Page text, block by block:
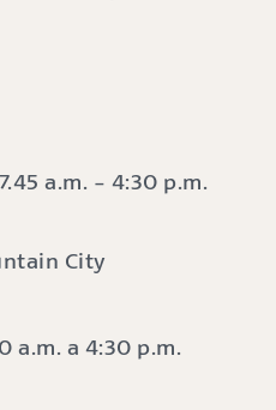
a.m. - 4:30 p.m.
City
a.m. a 4:30 p.m.